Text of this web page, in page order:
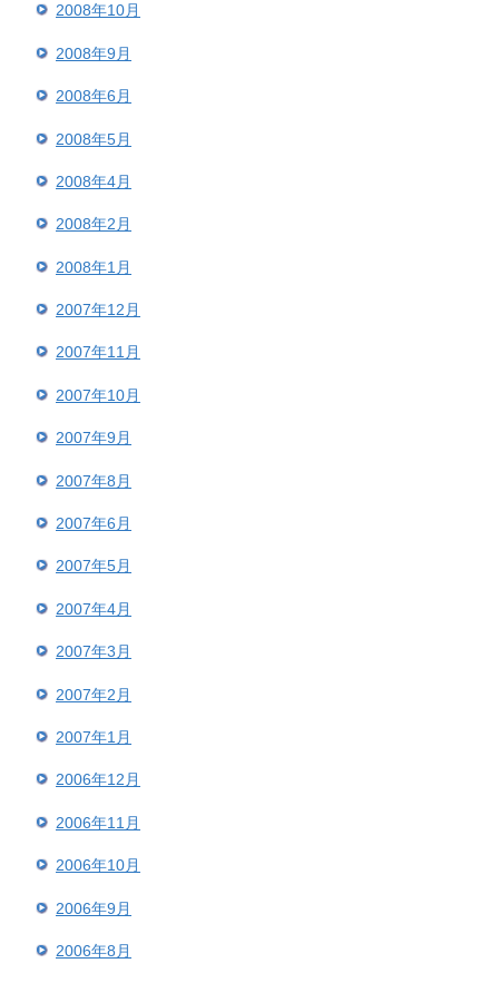
2008年10月
2008年9月
2008年6月
2008年5月
2008年4月
2008年2月
2008年1月
2007年12月
2007年11月
2007年10月
2007年9月
2007年8月
2007年6月
2007年5月
2007年4月
2007年3月
2007年2月
2007年1月
2006年12月
2006年11月
2006年10月
2006年9月
2006年8月